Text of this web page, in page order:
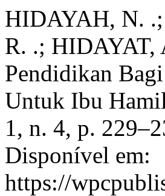
HIDAYAH, N.
R. .;
Pendidikan
Untuk Ibu
1, n. 4, p.
Disponível em:
https://